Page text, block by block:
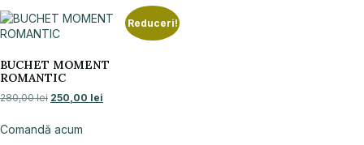
Reduceri!
BUCHET MOMENT
ROMANTIC
280,00lei 250,00 lei
Comandă acum